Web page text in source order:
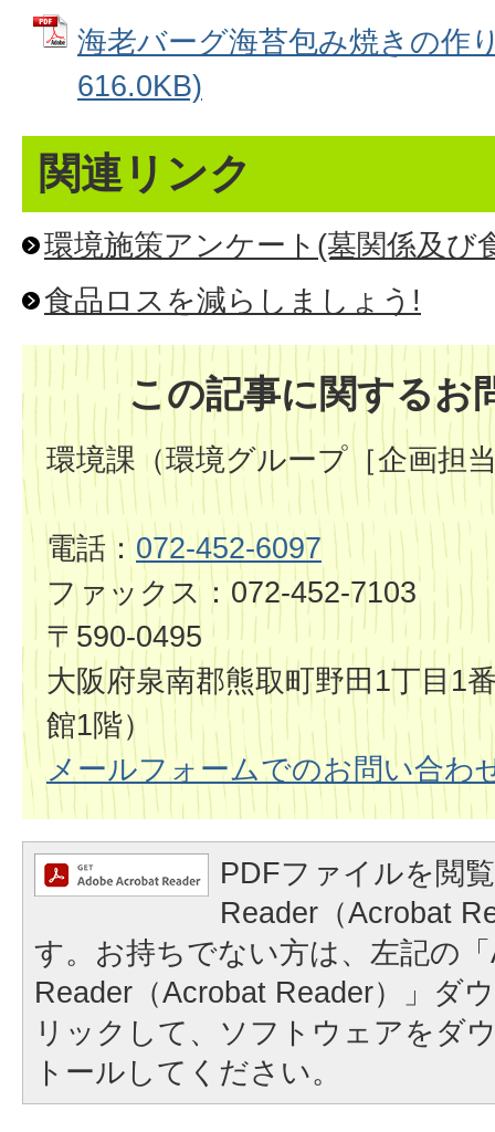
海老バーグ海苔包み焼きの作
616.0KB)
関連リンク
環境施策アンケート(墓関係及び
食品ロスを減らしましょう!
この記事に関するお
環境課（環境グループ［企画担
電話： 072-452-6097
ファックス：072-452-7103
〒590-0495
大阪府泉南郡熊取町野田1丁目1
館1階）
メールフォームでのお問い合わ
PDFファイルを閲
Reader（Acrobat
す。お持ちでない方は、左記の
Reader（Acrobat Reader）」ダ
リックして、ソフトウェアをダ
トールしてください。